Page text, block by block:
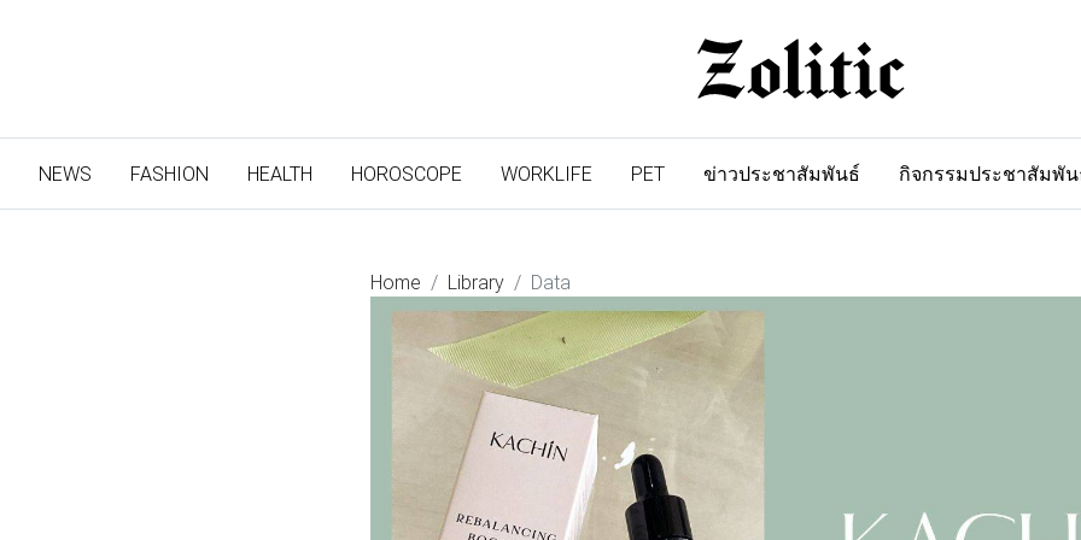
NEWS (CURRENT)
FASHION HEALTH HOROSCOPE WORKLIFE PET ข่าวประชาสัมพันธ์ กิจกรรมประชาสัมพั
Home Library Data